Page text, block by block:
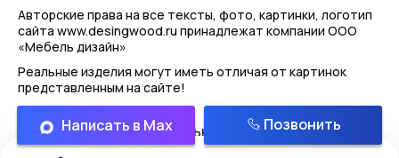
Авторские права на все тексты, фото, картинки, логотип
сайта www.desingwood.ru принадлежат компании ООО
«Мебель дизайн»
Реальные изделия могут иметь отличая от картинок
представленным на сайте!
Политика конфиденциальности
Написать в Max Позвонить